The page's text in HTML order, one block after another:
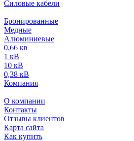
Силовые кабели
Бронированные
Медные
Алюминиевые
0,66 кв
1 кВ
10 кВ
0,38 кВ
Компания
О компании
Контакты
Отзывы клиентов
Карта сайта
Как купить